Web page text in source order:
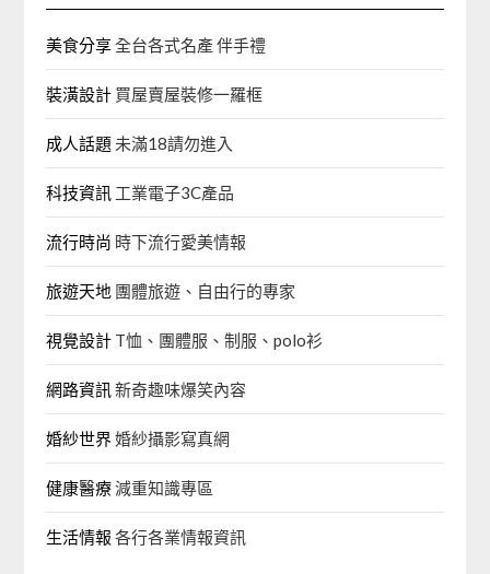
美食分享全台各式名產 伴手禮
裝潢設計 買屋賣屋裝修一羅框
成人話題 未滿18請勿進入
科技資訊 工業電子3C產品
流行時尚 時下流行愛美情報
旅遊天地 團體旅遊、自由行的專家‎
視覺設計 T恤、團體服、制服、polo衫
網路資訊 新奇趣味爆笑內容
婚紗世界婚紗攝影寫真網
健康醫療減重知識專區
生活情報 各行各業情報資訊